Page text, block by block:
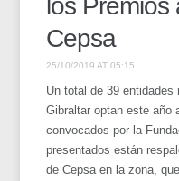
los Premios
Cepsa
25/10/2019 AT 05:15
Un total de 39
Gibraltar optan este año
convocados por la
presentados están
de Cepsa en la zona,